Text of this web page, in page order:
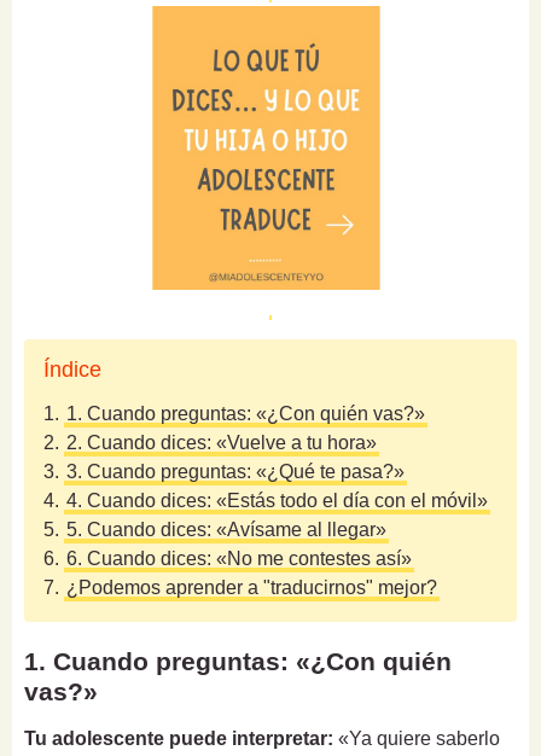
Índice
1. 1. Cuando preguntas: «¿Con quién vas?»
2. 2. Cuando dices: «Vuelve a tu hora»
3. 3. Cuando preguntas: «¿Qué te pasa?»
4. 4. Cuando dices: «Estás todo el día con el móvil»
5. 5. Cuando dices: «Avísame al llegar»
6. 6. Cuando dices: «No me contestes así»
7. ¿Podemos aprender a "traducirnos" mejor?
1. Cuando preguntas: «¿Con quién
vas?»
Tu adolescente puede interpretar: «Ya quiere saberlo